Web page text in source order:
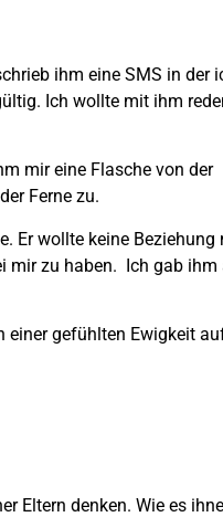
ihm eine SMS in der
Ich wollte mit ihm
mir eine Flasche von der
Ferne zu.
Er wollte keine Beziehung
mir zu haben. Ich gab ihm
einer gefühlten Ewigkeit
Eltern denken. Wie es